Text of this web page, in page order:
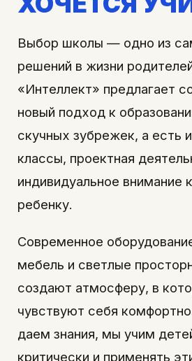
Выбор школы — одно из
решений в жизни
«Интеллект» предлагает
новый подход к
скучных зубрежек, а есть
классы, проектная
индивидуальное внимание
ребенку.
Современное
мебель и светлые
создают атмосферу, в
чувствуют себя
даем знания, мы учим
критически и применять